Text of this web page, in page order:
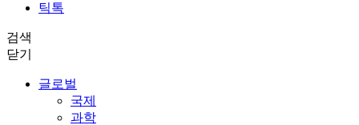
틱톡
검색
닫기
글로벌
국제
과학